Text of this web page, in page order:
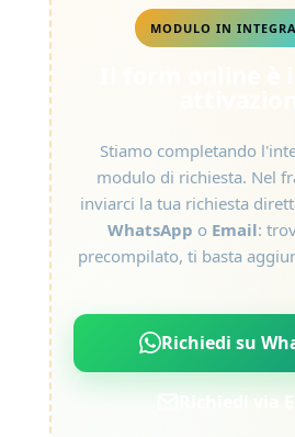
MODULO IN
Stiamo completando
modulo di richiesta. Nel
inviarci la tua richiesta
WhatsApp o Email:
precompilato, ti basta
Richiedi su